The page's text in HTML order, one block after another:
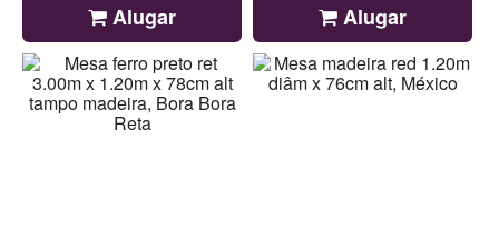
Alugar Alugar